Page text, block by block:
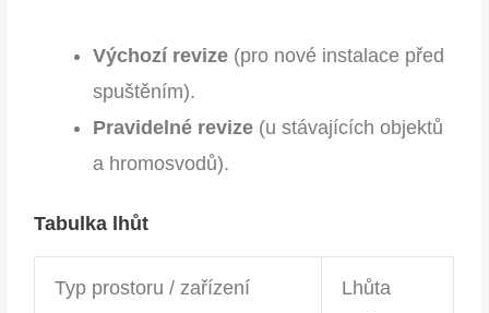
Výchozí revize (pro nové instalace před
spuštěním).
Pravidelné revize (u stávajících objektů
a hromosvodů).
Tabulka lhůt
Typ prostoru / zařízení
Lhůta